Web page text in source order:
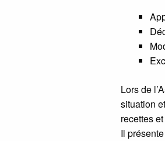
Lors de
situation
recettes
Il